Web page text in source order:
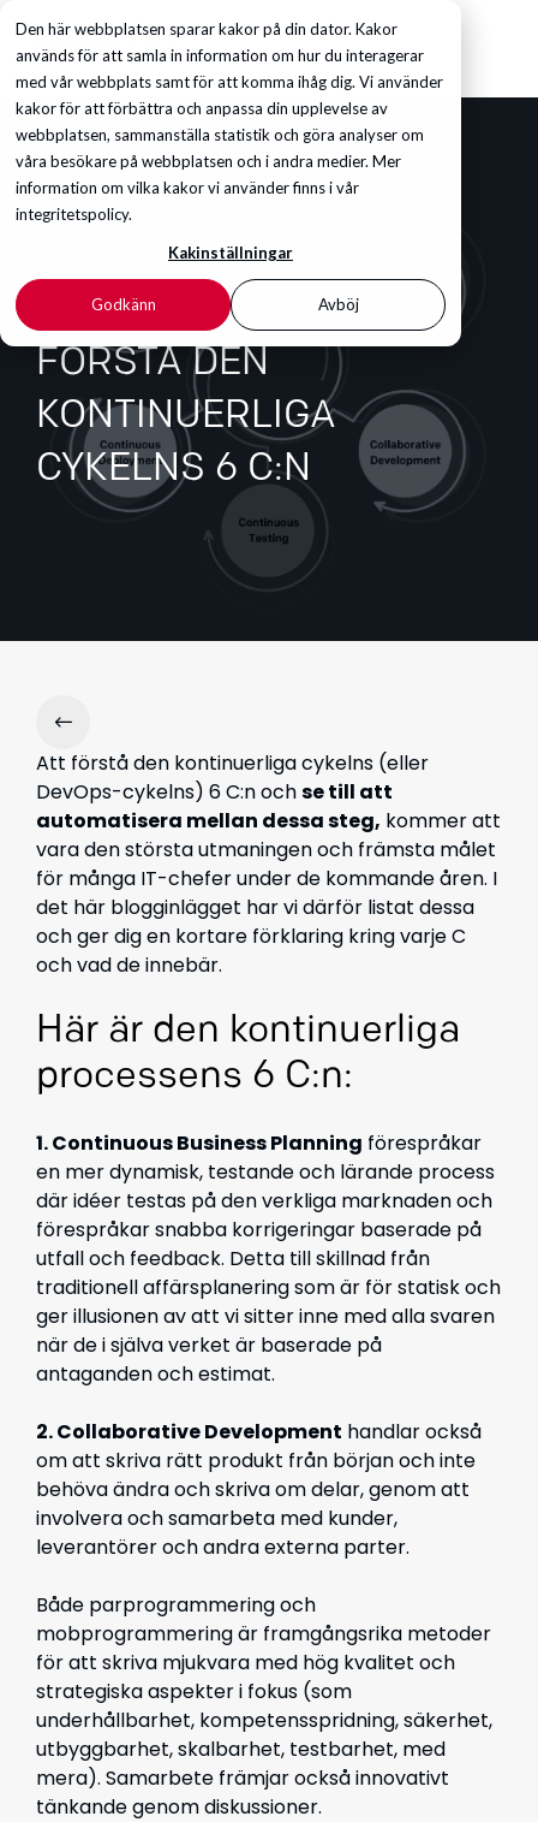
Den här webbplatsen sparar kakor på din dator. Kakor
används för att samla in information om hur du interagerar
med vår webbplats samt för att komma ihåg dig. Vi använder
kakor för att förbättra och anpassa din upplevelse av
webbplatsen, sammanställa statistik och göra analyser om
våra besökare på webbplatsen och i andra medier. Mer
information om vilka kakor vi använder finns i vår
integritetspolicy.
Kakinställningar
Godkänn Avböj
FÖRSTÅ DEN
KONTINUERLIGA
CYKELNS 6 C:N
Att förstå den kontinuerliga cykelns (eller
DevOps-cykelns) 6 C:n ochse till att
automatisera mellan dessa steg, kommer att
vara den största utmaningen och främsta målet
för många IT-chefer under de kommande åren. I
det här blogginlägget har vi därför listat dessa
och ger dig en kortare förklaring kring varje C
och vad de innebär.
Här är den kontinuerliga
processens 6 C:n:
1. Continuous Business Planning förespråkar
en mer dynamisk, testande och lärande process
där idéer testas på den verkliga marknaden och
förespråkar snabba korrigeringar baserade på
utfall och feedback. Detta till skillnad från
traditionell affärsplanering som är för statisk och
ger illusionen av att vi sitter inne med alla svaren
när de i själva verket är baserade på
antaganden och estimat.
2. Collaborative Development handlar också
om att skriva rätt produkt från början och inte
behöva ändra och skriva om delar, genom att
involvera och samarbeta med kunder,
leverantörer och andra externa parter.
Både parprogrammering och
mobprogrammering är framgångsrika metoder
för att skriva mjukvara med hög kvalitet och
strategiska aspekter i fokus (som
underhållbarhet, kompetensspridning, säkerhet,
utbyggbarhet, skalbarhet, testbarhet, med
mera). Samarbete främjar också innovativt
tänkande genom diskussioner.